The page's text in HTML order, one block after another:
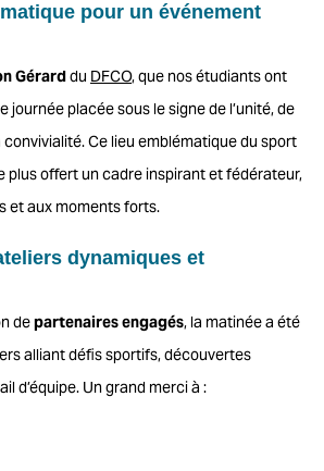
pour un événement
Gérarddu DFCO, que nos étudiants ont
journée placée sous le signe de l’unité, de
convivialité. Ce lieu emblématique du sport
plus offert un cadre inspirant et fédérateur,
et aux moments forts.
dynamiques et
departenaires engagés, la matinée a été
alliant défis sportifs, découvertes
d’équipe. Un grand merci à :